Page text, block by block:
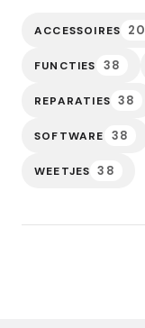
ACCESSOIRES 20
FUNCTIES 38
REPARATIES 38
SOFTWARE 38
WEETJES 38